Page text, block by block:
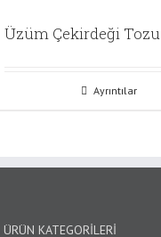
Üzüm Çekirdeği Tozu
Ayrıntılar
ÜRÜN KATEGORILERI